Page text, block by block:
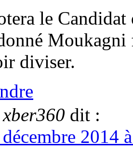
le
Moukagni
diviser.
xber360 dit :
2014